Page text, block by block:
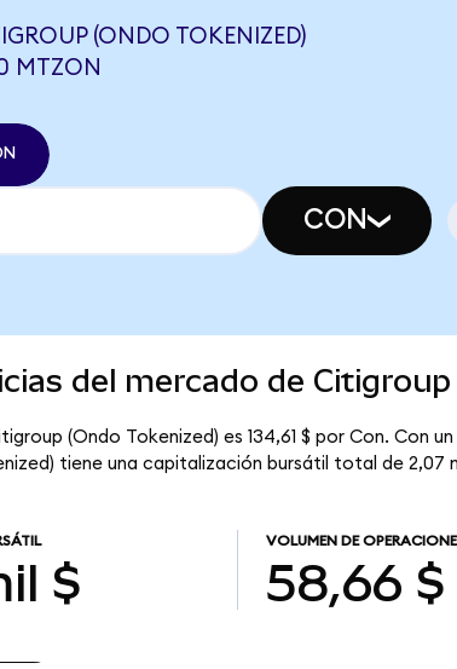
(ONDO TOKENIZED)
MTZON
CON
del mercado de Citigroup
(Ondo Tokenized) es 134,61 $ por Con. Con
tiene una capitalización bursátil total de 2,07
$
VOLUMEN DE
58,66 $